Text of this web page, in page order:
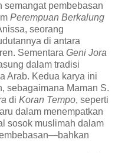
semangat pembebasan
Perempuan Berkalung
seorang
di antara
Sementara Geni Jora
dalam tradisi
Arab. Kedua karya ini
sebagaimana Maman S.
di Koran Tempo, seperti
dalam menempatkan
sosok muslimah dalam